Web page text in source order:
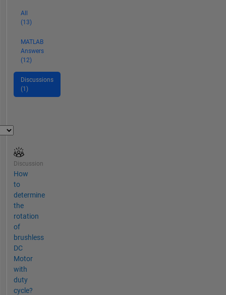
All
(13)
MATLAB
Answers
(12)
Discussions
(1)
Discussion
How
to
determine
the
rotation
of
brushless
DC
Motor
with
duty
cycle?